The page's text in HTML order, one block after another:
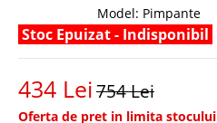
Model: Pimpante
Stoc Epuizat - Indisponibil
434 Lei754 Lei
Oferta de pret in limita stocului